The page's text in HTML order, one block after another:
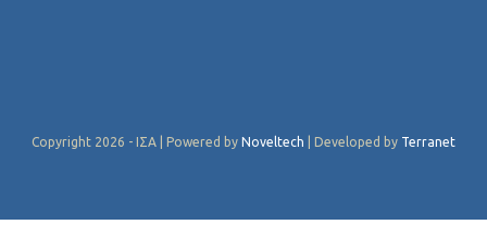
Copyright 2026 - ΙΣΑ | Powered by Noveltech | Developed by Terranet